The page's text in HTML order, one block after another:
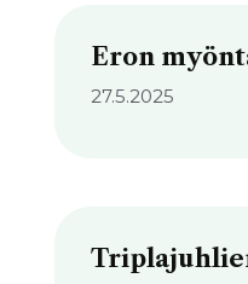
Eron
27.5.2025